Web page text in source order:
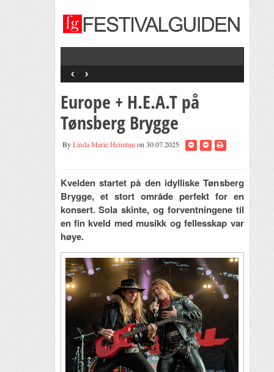
Pause + Tobias
‹ ›
Europe + H.E.A.T på
Tønsberg Brygge
ByLinda Marie Heimtun on 30.07.2025
Kvelden startet på den idylliske Tønsberg
Brygge, et stort område perfekt for en
konsert. Sola skinte, og forventningene til
en fin kveld med musikk og fellesskap var
høye.